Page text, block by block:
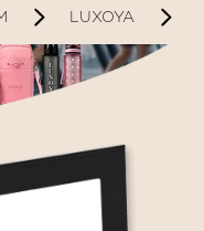
LUXOYA